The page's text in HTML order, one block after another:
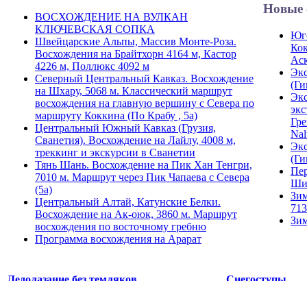
ВОСХОЖДЕНИЕ НА ВУЛКАН
КЛЮЧЕВСКАЯ СОПКА
Швейцарские Альпы, Массив Монте-Роза.
Восхождения на Брайтхорн 4164 м, Кастор
4226 м, Поллюкс 4092 м
Северный Центральный Кавказ. Восхождение
на Шхару, 5068 м. Классический маршрут
восхождения на главную вершину с Севера по
маршруту Коккина (По Крабу , 5а)
Центральный Южный Кавказ (Грузия,
Сванетия). Восхождение на Лайлу, 4008 м,
треккинг и экскурсии в Сванетии
Тянь Шань. Восхождение на Пик Хан Тенгри,
7010 м. Маршрут через Пик Чапаева с Севера
(5а)
Центральный Алтай, Катунские Белки.
Восхождение на Ак-оюк, 3860 м. Маршрут
восхождения по восточному гребню
Программа восхождения на Арарат
Новые